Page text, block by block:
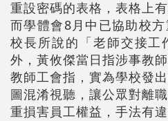
重設密碼的表格，表格上
而學體會8月中已協助校
校長所說的「老師交接工
外，黃攸傑當日指涉事教
教師工會指，實為學校發
圖混淆視聽，讓公眾對離
重損害員工權益，手法有違